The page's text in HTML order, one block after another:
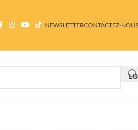
NEWSLETTERCONTACTEZ-NOUS